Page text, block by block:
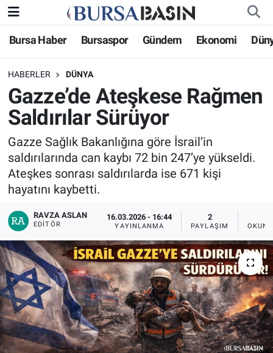
Bursa Haber Bursaspor Gündem Ekonomi
HABERLER DÜNYA
Gazze’de Ateşkese Rağmen
Saldırılar Sürüyor
Gazze Sağlık Bakanlığına göre İsrail’in
saldırılarında can kaybı 72 bin 247’ye yükseldi.
Ateşkes sonrası saldırılarda ise 671 kişi
hayatını kaybetti.
RAVZA ASLAN
EDITÖR
16.03.2026 - 16:44
YAYINLANMA
2
PAYLAŞIM
Bursa Haber
Genel
Politika
Bilim, Teknoloji
KÜLTÜR-SANAT
Gündem
Sağlık
Eğitim
Bursa Nöbetçi Eczaneler
Bursa Hava Durumu
Bursa Namaz Vakitleri
Bursa Trafik Yoğunluk Haritası
Süper Lig Puan Durumu ve Fikstür
Haber Arşivi